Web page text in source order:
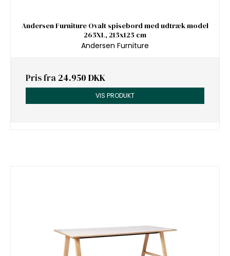
Andersen Furniture Ovalt spisebord med udtræk model
265XL, 215x125 cm
Andersen Furniture
Pris fra 24.950 DKK
VIS PRODUKT